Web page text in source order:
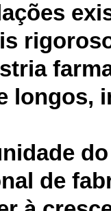
longos,
de